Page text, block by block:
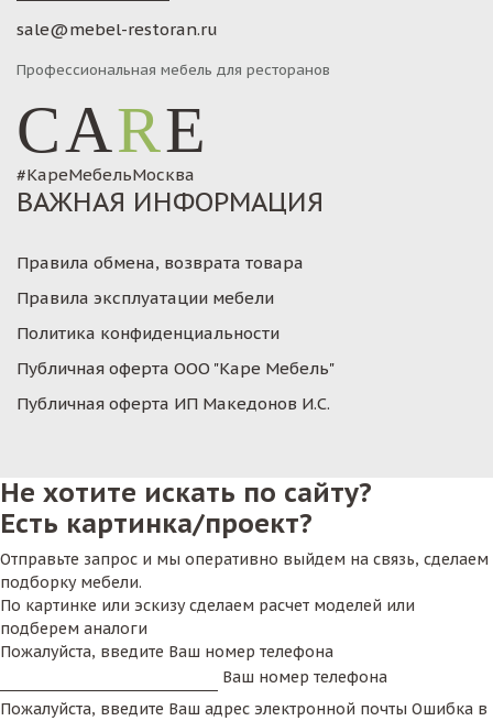
sale@mebel-restoran.ru
Профессиональная мебель для ресторанов
CARE
#КареМебельМосква
ВАЖНАЯ ИНФОРМАЦИЯ
Правила обмена, возврата товара
Правила эксплуатации мебели
Политика конфиденциальности
Публичная оферта ООО "Каре Мебель"
Публичная оферта ИП Македонов И.С.
Не хотите искать по сайту?
Есть картинка/проект?
Отправьте запрос и мы оперативно выйдем на связь, сделаем
подборку мебели.
По картинке или эскизу сделаем расчет моделей или
подберем аналоги
Пожалуйста, введите Ваш номер телефона
Ваш номер телефона
Пожалуйста, введите Ваш адрес электронной почты Ошибка в